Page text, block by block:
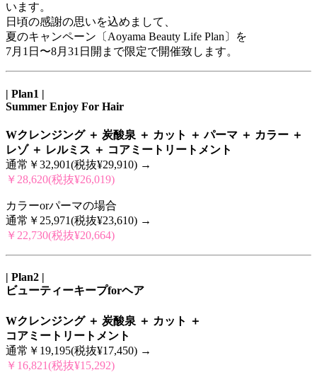
います。
日頃の感謝の思いを込めまして、
夏のキャンペーン〔Aoyama Beauty Life Plan〕を
7月1日〜8月31日開まで限定で開催致します。
| Plan1 |
Summer Enjoy For Hair
Wクレンジング ＋ 炭酸泉 ＋ カット ＋ パーマ ＋ カラー ＋
レゾ ＋ レルミス ＋ コアミートリートメント
通常￥32,901(税抜¥29,910) →
￥28,620(税抜¥26,019)
カラーorパーマの場合
通常￥25,971(税抜¥23,610) →
￥22,730(税抜¥20,664)
| Plan2 |
ビューティーキープforヘア
Wクレンジング ＋ 炭酸泉 ＋ カット ＋
コアミートリートメント
通常￥19,195(税抜¥17,450) →
￥16,821(税抜¥15,292)